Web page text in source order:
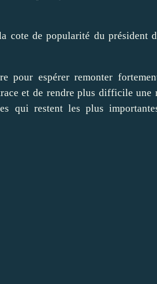
cote de popularité du président
pour espérer remonter
et de rendre plus difficile une
qui restent les plus